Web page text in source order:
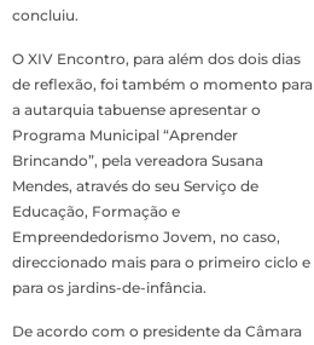
concluiu.
O XIV Encontro, para além dos dois dias
de reflexão, foi também o momento para
a autarquia tabuense apresentar o
Programa Municipal “Aprender
Brincando”, pela vereadora Susana
Mendes, através do seu Serviço de
Educação, Formação e
Empreendedorismo Jovem, no caso,
direccionado mais para o primeiro ciclo e
para os jardins-de-infância.
De acordo com o presidente da Câmara